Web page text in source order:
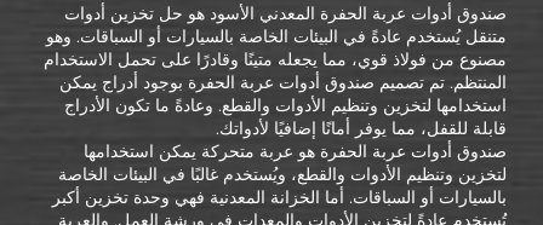
صندوق أدوات عربة الحفرة المعدني الأسود هو حل تخزين أدوات
متنقل يُستخدم عادةً في البيئات الخاصة بالسيارات أو السباقات. وهو
مصنوع من فولاذ قوي، مما يجعله متينًا وقادرًا على تحمل الاستخدام
المنتظم. تم تصميم صندوق أدوات عربة الحفرة بوجود أدراج يمكن
استخدامها لتخزين وتنظيم الأدوات والقطع. وعادةً ما تكون الأدراج
قابلة للقفل، مما يوفر أمانًا إضافيًا لأدواتك.
صندوق أدوات عربة الحفرة هو عربة متحركة يمكن استخدامها
لتخزين وتنظيم الأدوات والقطع، ويُستخدم غالبًا في البيئات الخاصة
بالسيارات أو السباقات. أما الخزانة المعدنية فهي وحدة تخزين أكبر
تُستخدم عادةً لتخزين الأدوات والمعدات في ورشة العمل. والعربة